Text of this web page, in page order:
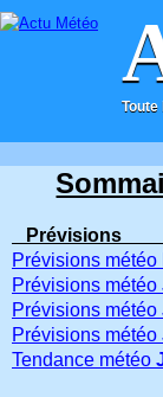
ACCUEIL CONTACT
Prévisions météo
Prévisions météo
Prévisions météo
Prévisions météo
Tendance météo